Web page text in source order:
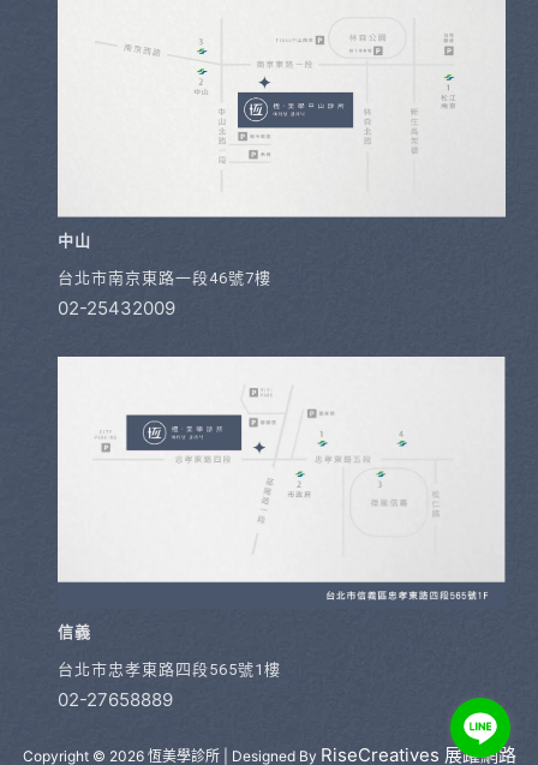
中山
台北市南京東路一段46號7樓
02-25432009
信義
台北市忠孝東路四段565號1樓
02-27658889
Copyright © 2026 恆美學診所 | Designed By RiseCreatives 展躍網路